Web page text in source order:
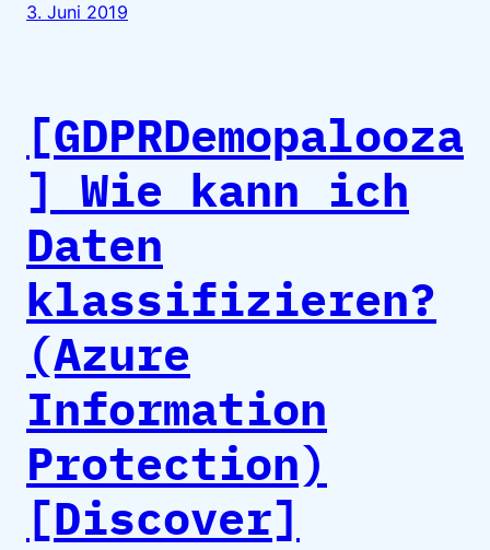
3. Juni 2019
[GDPRDemopalooza
] Wie kann ich
Daten
klassifizieren?
(Azure
Information
Protection)
[Discover]